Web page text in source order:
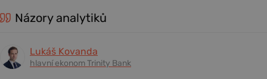
Názory analytiků
Lukáš Kovanda
hlavní ekonom Trinity Bank